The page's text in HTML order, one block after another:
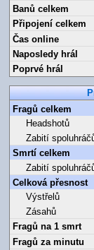
Banů celkem
Připojení celkem
Čas online
Naposledy hrál
Poprvé hrál
Fragů celkem
Headshotů
Zabití
Smrtí celkem
Zabití
Celková přesnost
Výstřelů
Zásahů
Fragů na 1 smrt
Fragů za minutu